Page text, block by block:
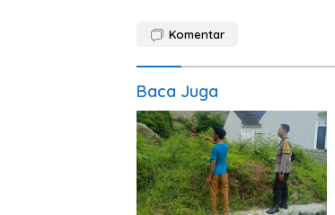
Komentar
Baca Juga